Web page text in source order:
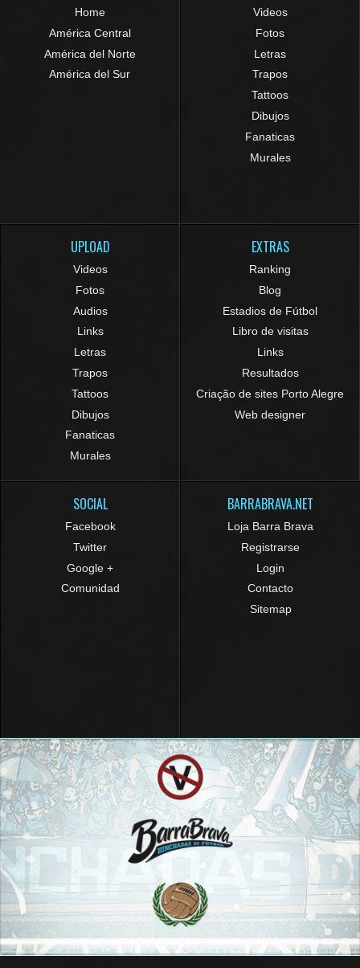
Home
América Central
América del Norte
América del Sur
Videos
Fotos
Letras
Trapos
Tattoos
Dibujos
Fanaticas
Murales
UPLOAD
Videos
Fotos
Audios
Links
Letras
Trapos
Tattoos
Dibujos
Fanaticas
Murales
EXTRAS
Ranking
Blog
Estadios de Fútbol
Libro de visitas
Links
Resultados
Criação de sites Porto Alegre
Web designer
SOCIAL
Facebook
Twitter
Google +
Comunidad
BARRABRAVA.NET
Loja Barra Brava
Registrarse
Login
Contacto
Sitemap